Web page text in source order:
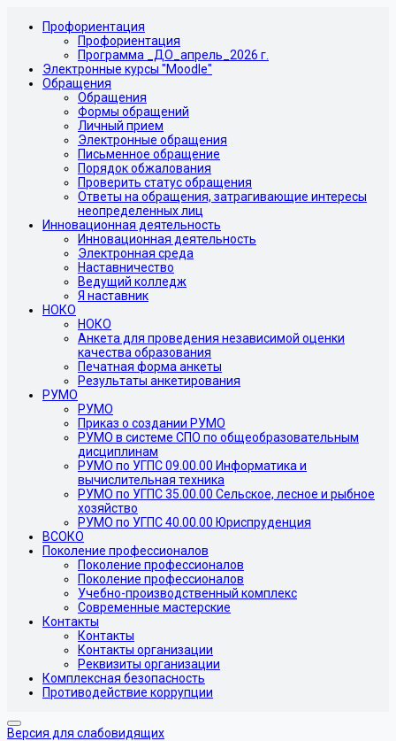
Профориентация
Профориентация
Программа _ДО_апрель_2026 г.
Электронные курсы "Moodle"
Обращения
Обращения
Формы обращений
Личный прием
Электронные обращения
Письменное обращение
Порядок обжалования
Проверить статус обращения
Ответы на обращения, затрагивающие интересы
неопределенных лиц
Инновационная деятельность
Инновационная деятельность
Электронная среда
Наставничество
Ведущий колледж
Я наставник
НОКО
НОКО
Анкета для проведения независимой оценки
качества образования
Печатная форма анкеты
Результаты анкетирования
РУМО
РУМО
Приказ о создании РУМО
РУМО в системе СПО по общеобразовательным
дисциплинам
РУМО по УГПС 09.00.00 Информатика и
вычислительная техника
РУМО по УГПС 35.00.00 Сельское, лесное и рыбное
хозяйство
РУМО по УГПС 40.00.00 Юриспруденция
ВСОКО
Поколение профессионалов
Поколение профессионалов
Поколение профессионалов
Учебно-производственный комплекс
Современные мастерские
Контакты
Контакты
Контакты организации
Реквизиты организации
Комплексная безопасность
Противодействие коррупции
Версия для слабовидящих